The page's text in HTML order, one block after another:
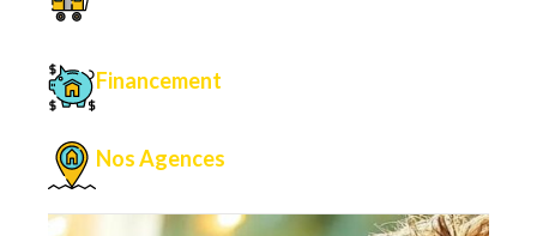
Financement
Nos Agences